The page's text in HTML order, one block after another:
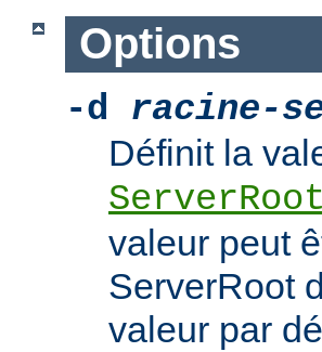
Options
-d racine-
Définit la
ServerRoot
valeur peut
ServerRoot
valeur par